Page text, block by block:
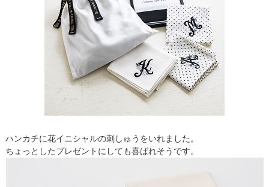
ハンカチに花イニシャルの刺しゅうをいれました。
ちょっとしたプレゼントにしても喜ばれそうです。